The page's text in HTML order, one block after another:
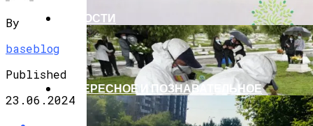
НОВОСТИ
ИНТЕРЕСНОЕ И ПОЗНАВАТЕЛЬНОЕ
By
baseblog
Published
23.06.2024